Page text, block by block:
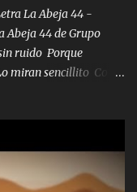
no hay de otra...
La Abeja 44 -
Abeja 44 de Grupo
ruido Porque
miran sencillito Con
ya van sonando
y la mente y